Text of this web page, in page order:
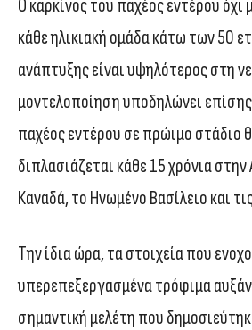
Ο καρκίνος του παχέος εντέρου όχι
κάθε ηλικιακή ομάδα κάτω των 50
ανάπτυξης είναι υψηλότερος στη
μοντελοποίηση υποδηλώνει επίσης
παχέος εντέρου σε πρώιμο στάδιο
διπλασιάζεται κάθε 15 χρόνια
Καναδά, το Ηνωμένο Βασίλειο και
Την ίδια ώρα, τα στοιχεία που
υπερεπεξεργασμένα τρόφιμα
σημαντική μελέτη που